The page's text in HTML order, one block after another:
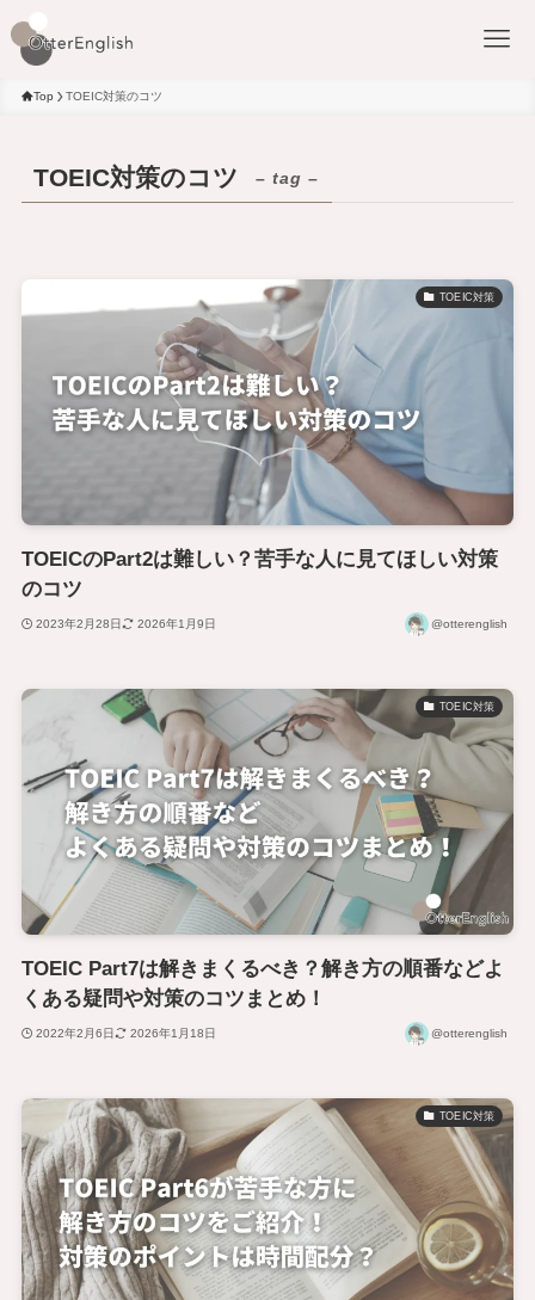
Top TOEIC対策のコツ
TOEIC対策のコツ – tag –
TOEIC対策
TOEICのPart2は難しい？苦手な人に見てほしい対策
のコツ
2023年2月28日 2026年1月9日 @otterenglish
TOEIC対策
TOEIC Part7は解きまくるべき？解き方の順番などよ
くある疑問や対策のコツまとめ！
2022年2月6日 2026年1月18日 @otterenglish
TOEIC対策